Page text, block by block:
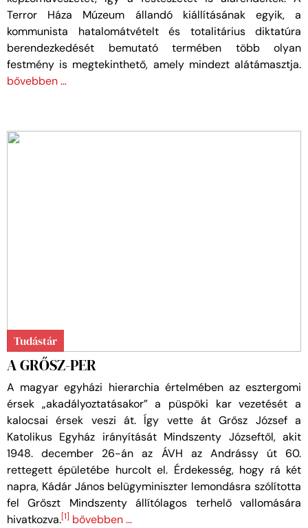
Terror Háza Múzeum állandó kiállításának egyik, a
kommunista hatalomátvételt és totalitárius diktatúra
berendezkedését bemutató termében több olyan
festmény is megtekinthető, amely mindezt alátámasztja.
bővebben …
Tudástár
A GRŐSZ-PER
A magyar egyházi hierarchia értelmében az esztergomi
érsek „akadályoztatásakor” a püspöki kar vezetését a
kalocsai érsek veszi át. Így vette át Grősz József a
Katolikus Egyház irányítását Mindszenty Józseftől, akit
1948. december 26-án az ÁVH az Andrássy út 60.
rettegett épületébe hurcolt el. Érdekesség, hogy rá két
napra, Kádár János belügyminiszter lemondásra szólította
fel Grőszt Mindszenty állítólagos terhelő vallomására
hivatkozva.[1] bővebben …